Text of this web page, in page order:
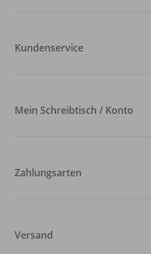
Kundenservice
Mein Schreibtisch / Konto
Zahlungsarten
Versand